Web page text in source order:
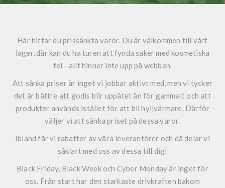
Här hittar du prissänkta varor. Du är välkommen till vårt
lager, där kan du ha turen att fynda saker med kosmetiska
fel - allt hinner inte upp på webben.
Att sänka priser är inget vi jobbar aktivt med, men vi tycker
det är bättre att godis blir uppätet än för gammalt och att
produkter används istället för att bli hyllvärmare. Därför
väljer vi att sänka priset på dessa varor.
Ibland får vi rabatter av våra leverantörer och då delar vi
såklart med oss av dessa till dig!
Black Friday, Black Week och Cyber Monday är inget för
oss. Från start har den starkaste drivkraften bakom